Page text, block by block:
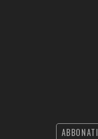
ABBONATI